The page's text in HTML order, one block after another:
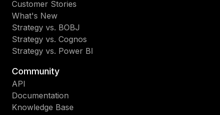
Customer Stories
What's New
Strategy vs. BOBJ
Strategy vs. Cognos
Strategy vs. Power BI
Community
API
Documentation
Knowledge Base